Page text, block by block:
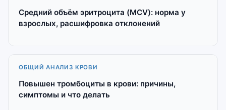
Средний объём эритроцита (MCV): норма у
взрослых, расшифровка отклонений
ОБЩИЙ АНАЛИЗ КРОВИ
Повышен тромбоциты в крови: причины,
симптомы и что делать